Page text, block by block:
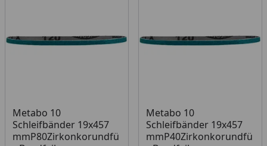
Metabo 10
Schleifbänder 19x457
mmP80Zirkonkorundfü
Metabo 10
Schleifbänder 19x457
mmP40Zirkonkorundfü